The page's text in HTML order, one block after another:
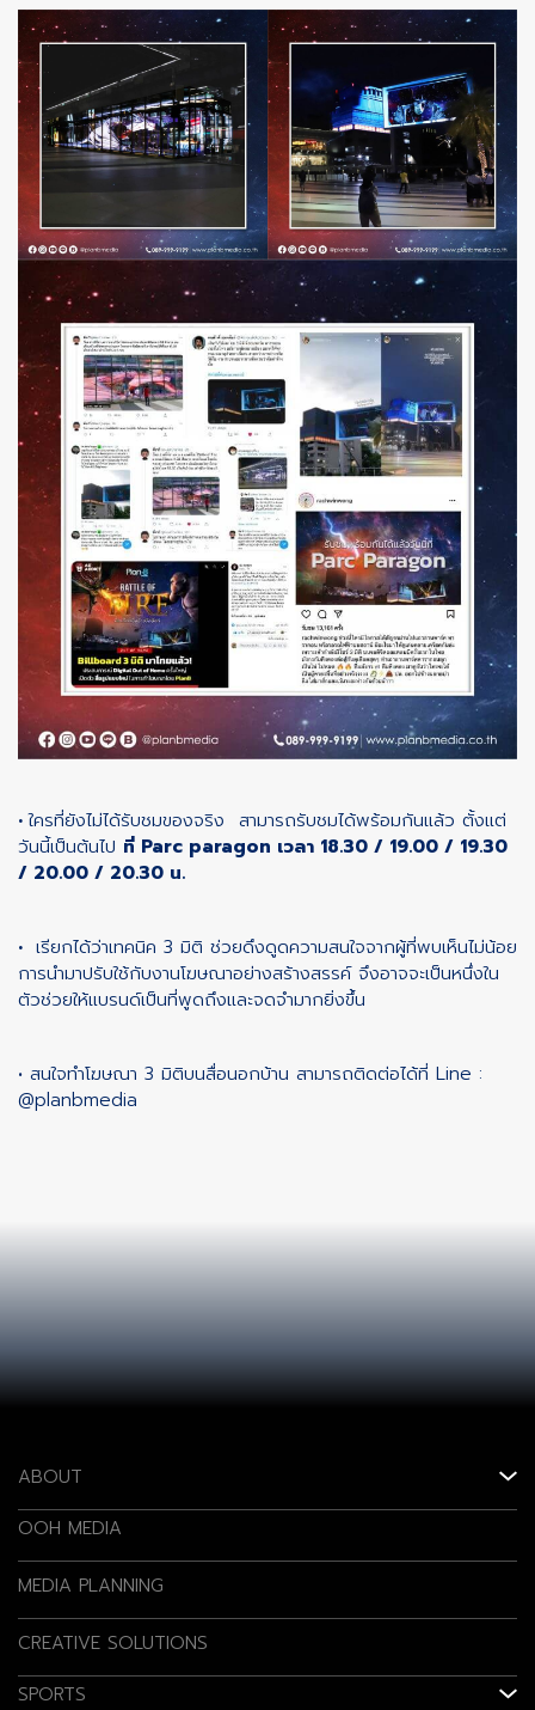
•ใครที่ยังไม่ได้รับชมของจริง สามารถรับชมได้พร้อมกันแล้ว ตั้งแต่
วันนี้เป็นต้นไป ที่ Parc paragon เวลา 18.30 / 19.00 / 19.30
/ 20.00 / 20.30 น.
• เรียกได้ว่าเทคนิค 3 มิติ ช่วยดึงดูดความสนใจจากผู้ที่พบเห็นไม่น้อย
การนำมาปรับใช้กับงานโฆษณาอย่างสร้างสรรค์ จึงอาจจะเป็นหนึ่งใน
ตัวช่วยให้แบรนด์เป็นที่พูดถึงและจดจำมากยิ่งขึ้น
• สนใจทำโฆษณา 3 มิติบนสื่อนอกบ้าน สามารถติดต่อได้ที่ Line :
@planbmedia
ABOUT
OOH MEDIA
MEDIA PLANNING
CREATIVE SOLUTIONS
SPORTS